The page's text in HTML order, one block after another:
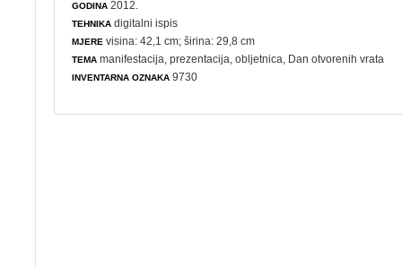
GODINA 2012.
TEHNIKA digitalni ispis
MJERE visina: 42,1 cm; širina: 29,8 cm
TEMA manifestacija ,prezentacija ,obljetnica Dan otvorenih vrata
INVENTARNA OZNAKA 9730